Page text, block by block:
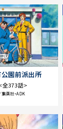
公園前派出所
全373話>
集英社・ADK